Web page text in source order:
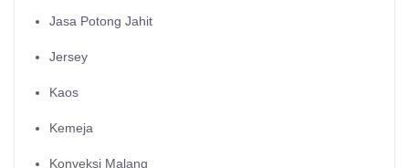
Jasa Potong Jahit
Jersey
Kaos
Kemeja
Konveksi Malang